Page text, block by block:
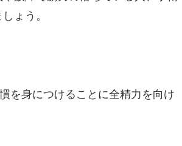
ょう。
を身につけることに全精力を向け